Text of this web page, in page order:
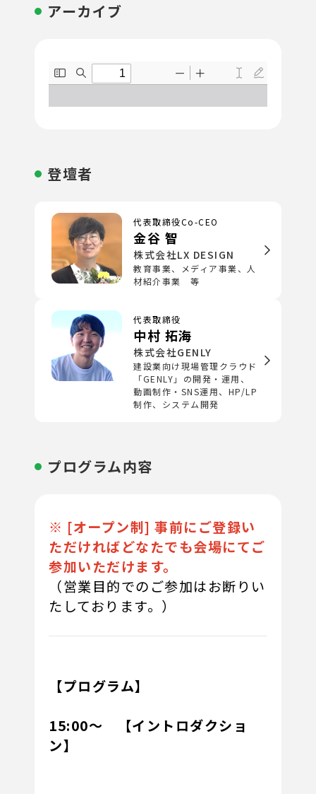
アーカイブ
登壇者
代表取締役Co-CEO
金谷 智
株式会社LX DESIGN
教育事業、メディア事業、人
材紹介事業 等
代表取締役
中村 拓海
株式会社GENLY
建設業向け現場管理クラウド
「GENLY」の開発・運用、
動画制作・SNS運用、HP/LP
制作、システム開発
プログラム内容
※ [オープン制] 事前にご登録い
ただければどなたでも会場にてご
参加いただけます。
（営業目的でのご参加はお断りい
たしております。）
【プログラム】
15:00～ 【イントロダクショ
ン】